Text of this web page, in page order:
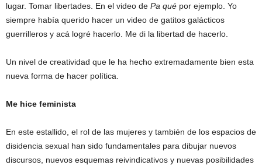
lugar. Tomar libertades. En el video de Pa qué por ejemplo. Yo
siempre había querido hacer un video de gatitos galácticos
guerrilleros y acá logré hacerlo. Me di la libertad de hacerlo.
Un nivel de creatividad que le ha hecho extremadamente bien esta
nueva forma de hacer política.
Me hice feminista
En este estallido, el rol de las mujeres y también de los espacios de
disidencia sexual han sido fundamentales para dibujar nuevos
discursos, nuevos esquemas reivindicativos y nuevas posibilidades